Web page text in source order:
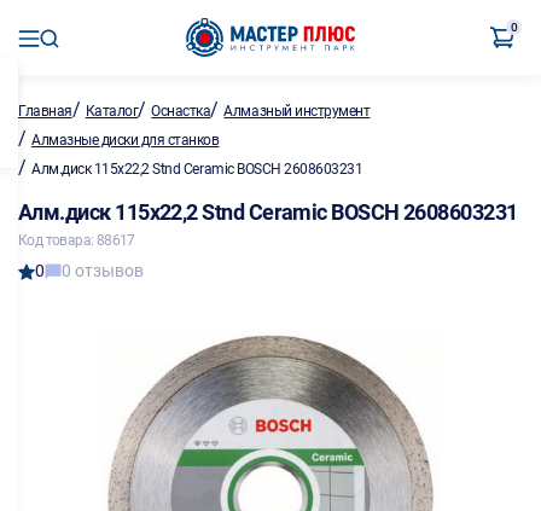
0
Главная/ Каталог/Оснастка/Алмазный инструмент
/ Алмазные диски для станков
/ Алм.диск 115х22,2 Stnd Ceramic BOSCH 2608603231
Алм.диск 115х22,2 Stnd Ceramic BOSCH 2608603231
Код товара: 88617
0 0 отзывов